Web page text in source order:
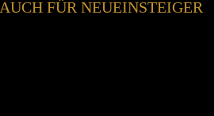
FÜR NEUEINSTEIGER